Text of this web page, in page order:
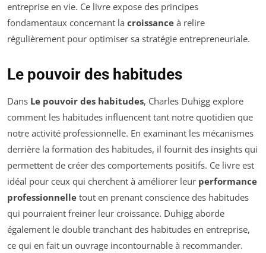
entreprise en vie. Ce livre expose des principes
fondamentaux concernant la croissance à relire
régulièrement pour optimiser sa stratégie entrepreneuriale.
Le pouvoir des habitudes
Dans Le pouvoir des habitudes, Charles Duhigg explore
comment les habitudes influencent tant notre quotidien que
notre activité professionnelle. En examinant les mécanismes
derrière la formation des habitudes, il fournit des insights qui
permettent de créer des comportements positifs. Ce livre est
idéal pour ceux qui cherchent à améliorer leur performance
professionnelle tout en prenant conscience des habitudes
qui pourraient freiner leur croissance. Duhigg aborde
également le double tranchant des habitudes en entreprise,
ce qui en fait un ouvrage incontournable à recommander.